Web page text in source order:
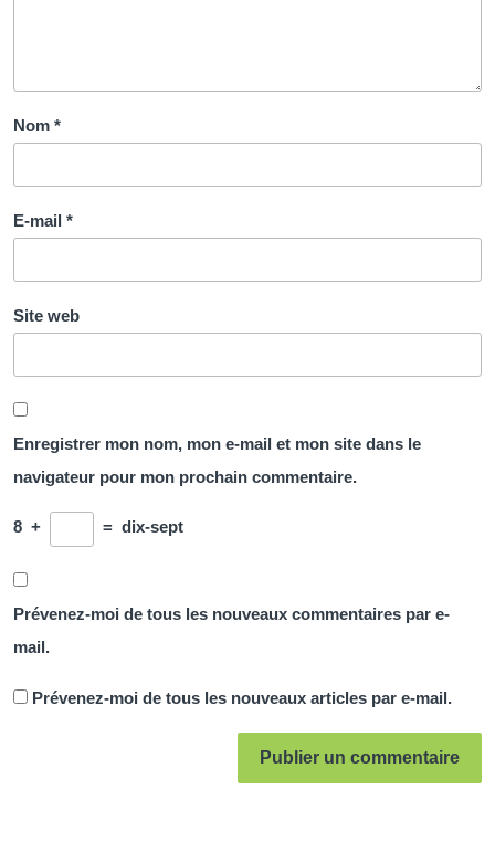
Nom *
E-mail *
Site web
Enregistrer mon nom, mon e-mail et mon site dans le
navigateur pour mon prochain commentaire.
8 + = dix-sept
Prévenez-moi de tous les nouveaux commentaires par e-
mail.
Prévenez-moi de tous les nouveaux articles par e-mail.